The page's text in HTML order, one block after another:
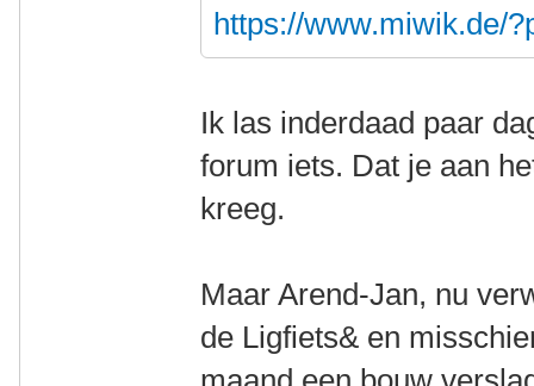
https://www.miwik.de/
Ik las inderdaad paar
forum iets. Dat je aan
kreeg.
Maar Arend-Jan, nu
de Ligfiets& en